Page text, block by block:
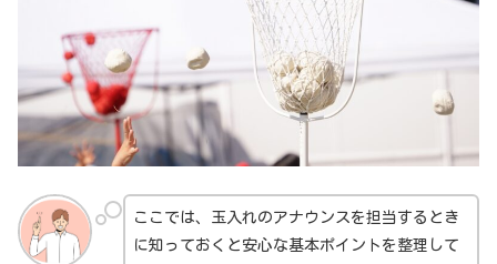
ここでは、玉入れのアナウンスを担当するとき
に知っておくと安心な基本ポイントを整理して